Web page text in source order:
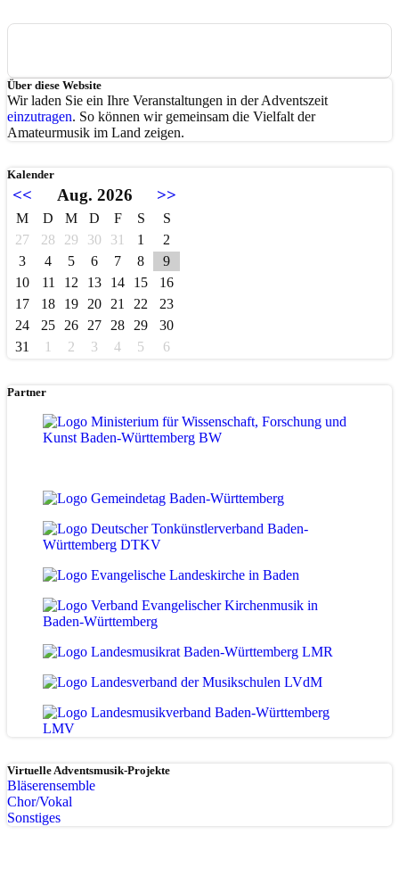
Über diese Website
Wir laden Sie ein Ihre Veranstaltungen in der Adventszeit
einzutragen. So können wir gemeinsam die Vielfalt der
Amateurmusik im Land zeigen.
Kalender
<< Aug. 2026 >>
M D M D F S
S
27
28 29 30 31 1
2
3
4 5 6 7 8
9
10
11 12 13 14 15
16
17
18 19 20 21 22
23
24
25 26 27 28 29
30
31
1 2 3 4 5 6
Partner
Virtuelle Adventsmusik-Projekte
Bläserensemble
Chor/Vokal
Sonstiges